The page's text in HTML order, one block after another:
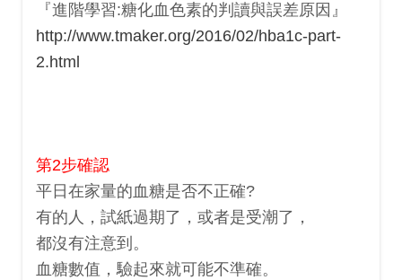
『進階學習:糖化血色素的判讀與誤差原因』
http://www.tmaker.org/2016/02/hba1c-part-
2.html
第2步確認
平日在家量的血糖是否不正確?
有的人，試紙過期了，或者是受潮了，
都沒有注意到。
血糖數值，驗起來就可能不準確。